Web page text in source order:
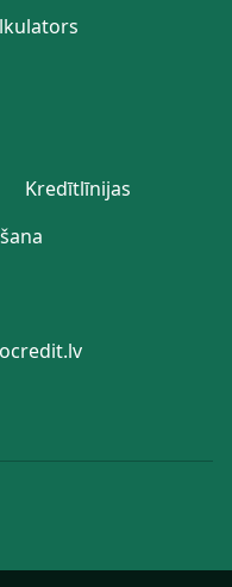
Kredītlīnijas